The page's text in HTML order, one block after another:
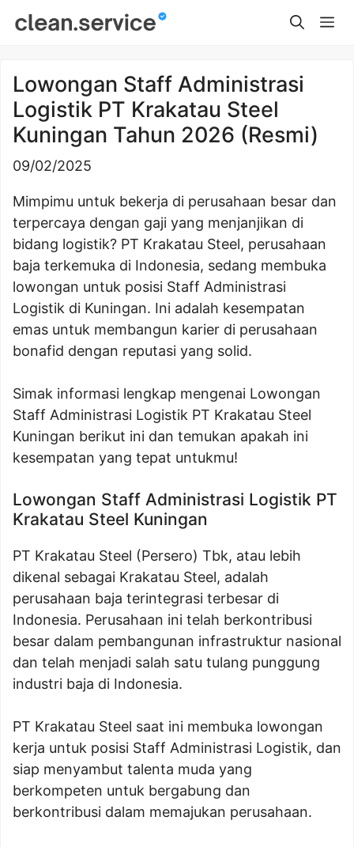
Lowongan Staff Administrasi
Logistik PT Krakatau Steel
Kuningan Tahun 2026 (Resmi)
09/02/2025
Mimpimu untuk bekerja di perusahaan besar dan
terpercaya dengan gaji yang menjanjikan di
bidang logistik? PT Krakatau Steel, perusahaan
baja terkemuka di Indonesia, sedang membuka
lowongan untuk posisi Staff Administrasi
Logistik di Kuningan. Ini adalah kesempatan
emas untuk membangun karier di perusahaan
bonafid dengan reputasi yang solid.
Simak informasi lengkap mengenai Lowongan
Staff Administrasi Logistik PT Krakatau Steel
Kuningan berikut ini dan temukan apakah ini
kesempatan yang tepat untukmu!
Lowongan Staff Administrasi Logistik PT
Krakatau Steel Kuningan
PT Krakatau Steel (Persero) Tbk, atau lebih
dikenal sebagai Krakatau Steel, adalah
perusahaan baja terintegrasi terbesar di
Indonesia. Perusahaan ini telah berkontribusi
besar dalam pembangunan infrastruktur nasional
dan telah menjadi salah satu tulang punggung
industri baja di Indonesia.
PT Krakatau Steel saat ini membuka lowongan
kerja untuk posisi Staff Administrasi Logistik, dan
siap menyambut talenta muda yang
berkompeten untuk bergabung dan
berkontribusi dalam memajukan perusahaan.